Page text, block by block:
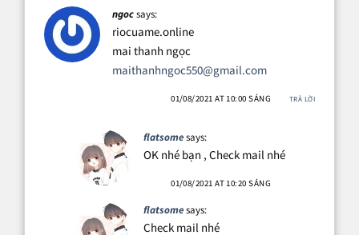
ngocsays:
riocuame.online
mai thanh ngọc
maithanhngoc550@gmail.com
01/08/2021 AT 10:00 SÁNG TRẢ LỜI
flatsomesays:
OK nhé bạn , Check mail nhé
01/08/2021 AT 10:20 SÁNG
flatsomesays:
Check mail nhé